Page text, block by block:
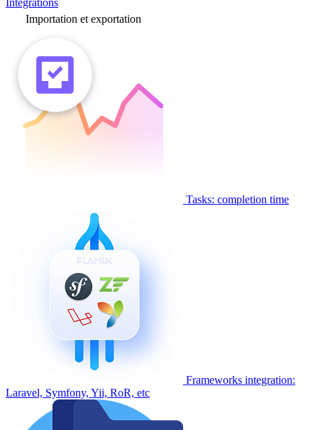
Intégrations
Importation et exportation
Tasks: completion time
Frameworks integration:
Laravel, Symfony, Yii, RoR, etc